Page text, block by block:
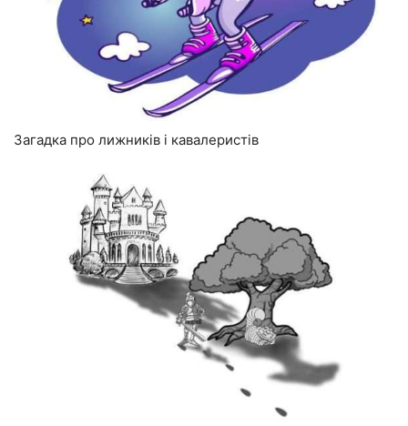
Загадка про лижників і кавалеристів